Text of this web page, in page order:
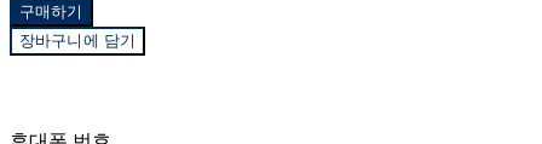
구매하기
장바구니에 담기